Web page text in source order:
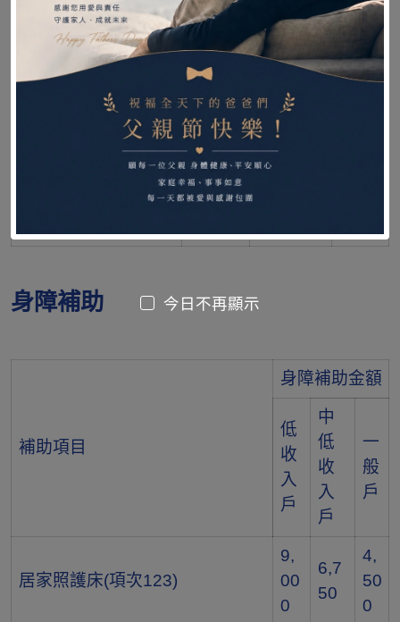
居家照護床 8,000 7,200
5,60
0
附加功能A款(床面升
3,50
附加功能B款(床頭尾
5,000 4,500
身障補助
補助項目
身障補助金額
低
收
入
戶
中
低
收
入
戶
一
般
戶
居家照護床(項次123)
9,
00
0
6,7
50
4,
50
0
今日不再顯示